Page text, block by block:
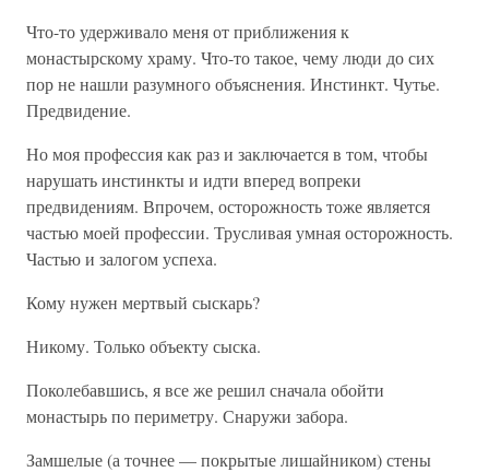
Что-то удерживало меня от приближения к
монастырскому храму. Что-то такое, чему люди до сих
пор не нашли разумного объяснения. Инстинкт. Чутье.
Предвидение.
Но моя профессия как раз и заключается в том, чтобы
нарушать инстинкты и идти вперед вопреки
предвидениям. Впрочем, осторожность тоже является
частью моей профессии. Трусливая умная осторожность.
Частью и залогом успеха.
Кому нужен мертвый сыскарь?
Никому. Только объекту сыска.
Поколебавшись, я все же решил сначала обойти
монастырь по периметру. Снаружи забора.
Замшелые (а точнее — покрытые лишайником) стены